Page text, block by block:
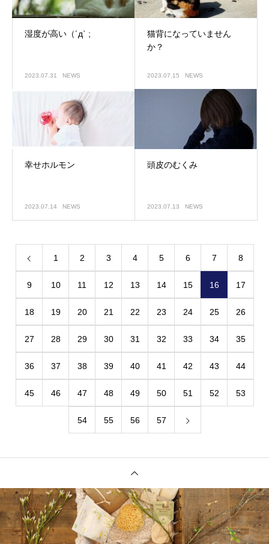
湿度が高い（´д` ;
2023.07.31 NEWS
猫背になっていません
か？
2023.07.15 NEWS
幸せホルモン
2023.07.14 NEWS
頭皮のむくみ
2023.07.13 NEWS
1 2 3 4 5 6 7 8
9 10 11 12 13 14 15 16 17
18 19 20 21 22 23 24 25 26
27 28 29 30 31 32 33 34 35
36 37 38 39 40 41 42 43 44
45 46 47 48 49 50 51 52 53
54 55 56 57